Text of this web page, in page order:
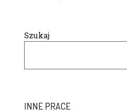
Szukaj
INNE PRACE